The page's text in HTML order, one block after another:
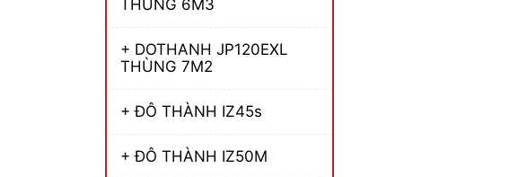
THÙNG 6M3
+ DOTHANH JP120EXL
THÙNG 7M2
+ ĐÔ THÀNH IZ45s
+ ĐÔ THÀNH IZ50M